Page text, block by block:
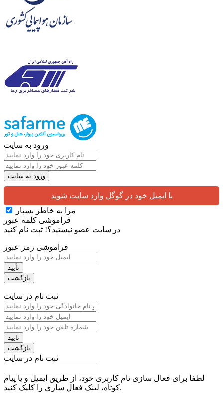
ورود به سایت
با ایمیل خود در گوگل وارد سایت شوید
مرا به خاطر بسپار
فراموشی کلمه عبور
در سایت عضو نیستید؟! ثبت نام کنید
فراموشی رمز عبور
ثبت نام در سایت
ثبت نام در سایت
لطفا برای فعال سازی نام کاربری خود، از طریق ایمیل و یا پیام
کوتاه، لینک فعال سازی را کلیک کنید.